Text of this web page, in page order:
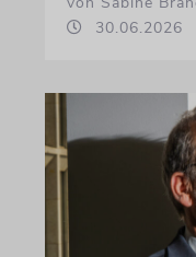
30.06.2026